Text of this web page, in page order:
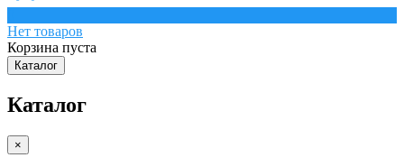
Нет товаров
Корзина пуста
Каталог
Каталог
×